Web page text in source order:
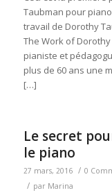
Taubman pour
travail de Dorothy
The Work of
pianiste et
plus de 60 ans une
[…]
Le secret
le piano
27 mars, 2016 / 0
/ par Marina